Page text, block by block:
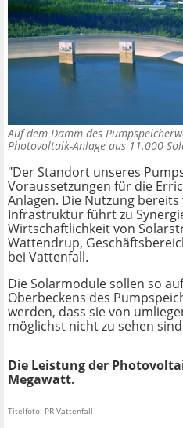
Auf dem Damm des
Photovoltaik-Anlage aus 11.000
"Der Standort unseres
Voraussetzungen für die
Anlagen. Die Nutzung
Infrastruktur führt zu
Wirtschaftlichkeit von
Wattendrup,
bei Vattenfall.
Die Solarmodule sollen so
Oberbeckens des
werden, dass sie von
möglichst nicht zu sehen
Die Leistung der
Megawatt.
Titelfoto: PR Vattenfall